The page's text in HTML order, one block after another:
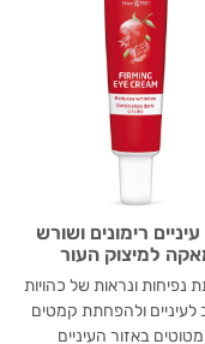
רימונים ושורש
למיצוק העור
נפיחות ונראות של כהויות
לעיניים ולהפחתת קמטים
באזור העיניים